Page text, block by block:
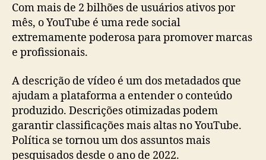
Com mais de 2 bilhões de usuários ativos por
mês, o YouTube é uma rede social
extremamente poderosa para promover marcas
e profissionais.
A descrição de vídeo é um dos metadados que
ajudam a plataforma a entender o conteúdo
produzido. Descrições otimizadas podem
garantir classificações mais altas no YouTube.
Política se tornou um dos assuntos mais
pesquisados desde o ano de 2022.